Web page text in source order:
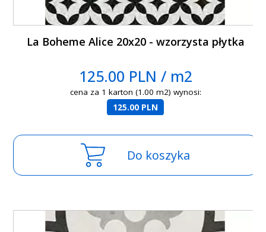
La Boheme Alice 20x20 - wzorzysta płytka
125.00 PLN / m2
cena za 1 karton (1.00 m2) wynosi:
125.00 PLN
Do koszyka